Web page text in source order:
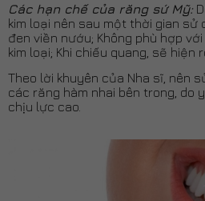
Các hạn chế của răng sứ Mỹ:
kim loại nên sau một thời gian sử
đen viền nướu; Không phù hợp
kim loại; Khi chiếu quang, sẽ hiện
Theo lời khuyên của Nha sĩ, nên
các răng hàm nhai bên trong, do
chịu lực cao.